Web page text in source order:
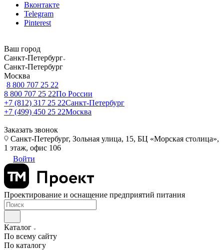
Вконтакте
Telegram
Pinterest
Ваш город
Санкт-Петербург
Санкт-Петербург
Москва
8 800 707 25 22
8 800 707 25 22По России
+7 (812) 317 25 22Санкт-Петербург
+7 (499) 450 25 22Москва
Заказать звонок
Санкт-Петербург, Зольная улица, 15, БЦ «Морская столица»,
1 этаж, офис 106
Войти
Проектирование и оснащение предприятий питания
Каталог
По всему сайту
По каталогу